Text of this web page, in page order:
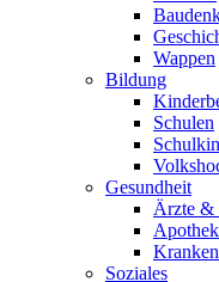
Wappen
Bildung
Schulen
Gesundheit
Ärzte &
Soziales